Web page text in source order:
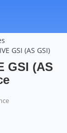
GSI (AS GSI)
GSI (AS